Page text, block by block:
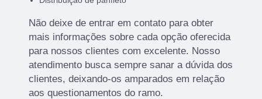
Não deixe de entrar em contato para obter
mais informações sobre cada opção oferecida
para nossos clientes com excelente. Nosso
atendimento busca sempre sanar a dúvida dos
clientes, deixando-os amparados em relação
aos questionamentos do ramo.